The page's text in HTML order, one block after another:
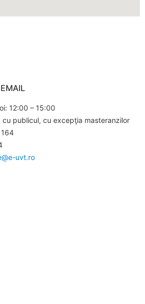
12:00 – 15:00
cu publicul, cu excepţia masteranzilor
uvt.ro